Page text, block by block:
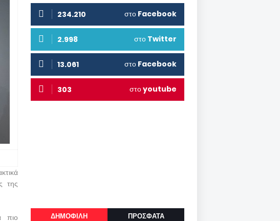
της
πιο
234.210 στο Facebook
2.998 στο Twitter
13.061 στο Facebook
303 στοyoutube
ΔΗΜΟΦΙΛΗ ΠΡΟΣΦΑΤΑ